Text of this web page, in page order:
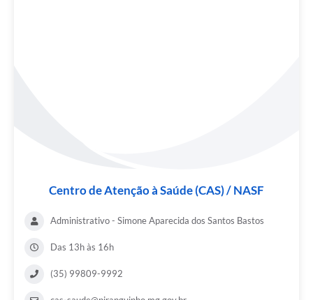
Centro de Atenção à Saúde (CAS) / NASF
Administrativo - Simone Aparecida dos Santos Bastos
Das 13h às 16h
(35) 99809-9992